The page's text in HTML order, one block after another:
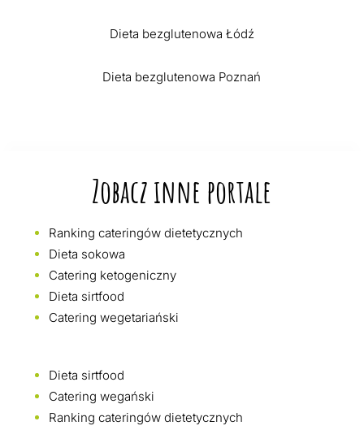
Dieta bezglutenowa Łódź
Dieta bezglutenowa Poznań
Zobacz inne portale
Ranking cateringów dietetycznych
Dieta sokowa
Catering ketogeniczny
Dieta sirtfood
Catering wegetariański
Dieta sirtfood
Catering wegański
Ranking cateringów dietetycznych